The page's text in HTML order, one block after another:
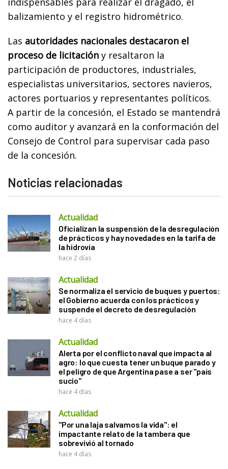
balizamiento y el registro hidrométrico.
Las autoridades nacionales destacaron el
proceso de licitación y resaltaron la
participación de productores, industriales,
especialistas universitarios, sectores navieros,
actores portuarios y representantes políticos.
A partir de la concesión, el Estado se mantendrá
como auditor y avanzará en la conformación del
Consejo de Control para supervisar cada paso
de la concesión.
Noticias relacionadas
Actualidad
Oficializan la suspensión de la desregulación
de prácticos y hay novedades en la tarifa de
la hidrovía
hace 2 días
Actualidad
Se normaliza el servicio de buques y puertos:
el Gobierno acuerda con los prácticos y
suspende el decreto de desregulación
hace 4 días
Actualidad
Alerta por el conflicto naval que impacta al
agro: lo que cuesta tener un buque parado y
el peligro de que Argentina pase a ser "país
sucio"
hace 4 días
Actualidad
"Por una laja salvamos la vida": el
impactante relato de la tambera que
sobrevivió al tornado
hace 4 días